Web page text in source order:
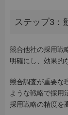
ステップ3：
競合他社の採用戦
明確にし、効果的
競合調査が重要な
ような戦略で採用
採用戦略の精度を